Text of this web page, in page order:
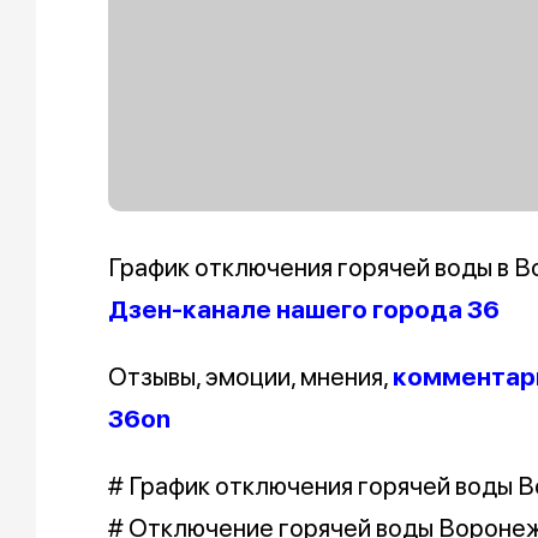
График отключения горячей воды в
Дзен-канале нашего города 36
Отзывы, эмоции, мнения,
36on
# График отключения горячей воды
# Отключение горячей воды